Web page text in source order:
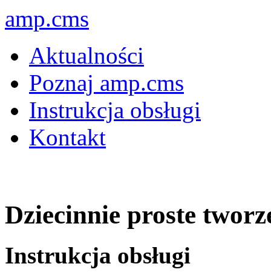
amp.cms
Aktualności
Poznaj amp.cms
Instrukcja obsługi
Kontakt
Dziecinnie proste
Instrukcja obsługi